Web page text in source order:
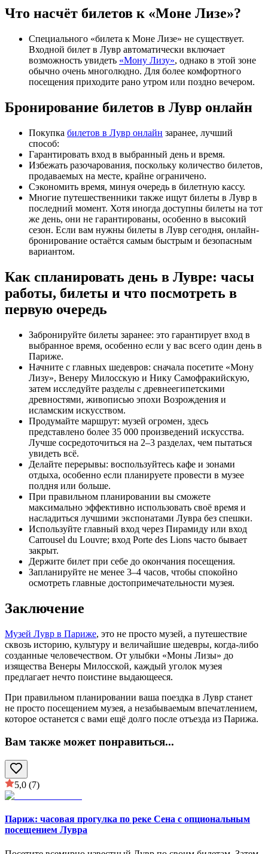
Что насчёт билетов к «Моне Лизе»?
Специального «билета к Моне Лизе» не существует.
Входной билет в Лувр автоматически включает
возможность увидеть «Мону Лизу», однако в этой зоне
обычно очень многолюдно. Для более комфортного
посещения приходите рано утром или поздно вечером.
Бронирование билетов в Лувр онлайн
Покупка билетов в Лувр онлайн заранее, лучший
способ:
Гарантировать вход в выбранный день и время.
Избежать разочарования, поскольку количество билетов,
продаваемых на месте, крайне ограничено.
Сэкономить время, минуя очередь в билетную кассу.
Многие путешественники также ищут билеты в Лувр в
последний момент. Хотя иногда доступны билеты на тот
же день, они не гарантированы, особенно в высокий
сезон. Если вам нужны билеты в Лувр сегодня, онлайн-
бронирование остаётся самым быстрым и безопасным
вариантом.
Как спланировать день в Лувре: часы
работы, билеты и что посмотреть в
первую очередь
Забронируйте билеты заранее: это гарантирует вход в
выбранное время, особенно если у вас всего один день в
Париже.
Начните с главных шедевров: сначала посетите «Мону
Лизу», Венеру Милосскую и Нику Самофракийскую,
затем исследуйте разделы с древнеегипетскими
древностями, живописью эпохи Возрождения и
исламским искусством.
Продумайте маршрут: музей огромен, здесь
представлено более 35 000 произведений искусства.
Лучше сосредоточиться на 2–3 разделах, чем пытаться
увидеть всё.
Делайте перерывы: воспользуйтесь кафе и зонами
отдыха, особенно если планируете провести в музее
полдня или больше.
При правильном планировании вы сможете
максимально эффективно использовать своё время и
насладиться лучшими экспонатами Лувра без спешки.
Используйте главный вход через Пирамиду или вход
Carrousel du Louvre; вход Porte des Lions часто бывает
закрыт.
Держите билет при себе до окончания посещения.
Запланируйте не менее 3–4 часов, чтобы спокойно
осмотреть главные достопримечательности музея.
Заключение
Музей Лувр в Париже, это не просто музей, а путешествие
сквозь историю, культуру и величайшие шедевры, когда-либо
созданные человечеством. От улыбки «Моны Лизы» до
изящества Венеры Милосской, каждый уголок музея
предлагает нечто поистине выдающееся.
При правильном планировании ваша поездка в Лувр станет
не просто посещением музея, а незабываемым впечатлением,
которое останется с вами ещё долго после отъезда из Парижа.
Вам также может понравиться...
5,0 (7)
Париж: часовая прогулка по реке Сена с опциональным
посещением Лувра